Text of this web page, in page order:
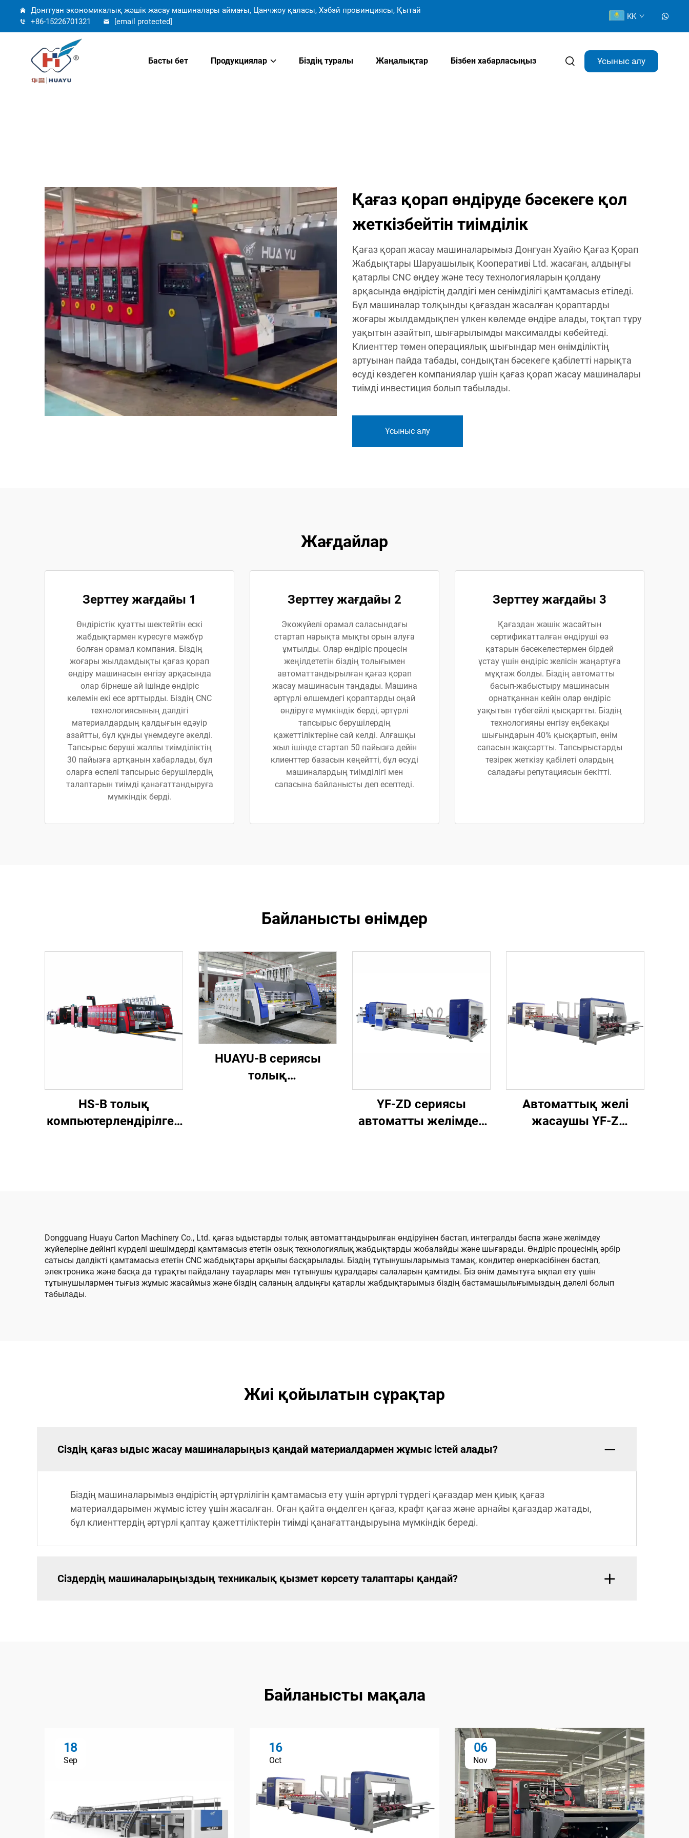
Донггуан экономикалық жәшік жасау машиналары аймағы, Цанчжоу қаласы, Хэбэй провинциясы, Қытай
+86-15226701321
[email protected]
KK
Басты бет Продукциялар Біздің туралы Жаңалықтар Бізбен хабарласыңыз Ұсыныс алу
Қағаз қорап өндіруде бәсекеге қол
жеткізбейтін тиімділік
Қағаз қорап жасау машиналарымыз Донгуан Хуайю Қағаз Қорап
Жабдықтары Шаруашылық Кооперативі Ltd. жасаған, алдыңғы
қатарлы CNC өңдеу және тесу технологияларын қолдану
арқасында өндірістің дәлдігі мен сенімділігі қамтамасыз етіледі.
Бұл машиналар толқынды қағаздан жасалған қораптарды
жоғары жылдамдықпен үлкен көлемде өндіре алады, тоқтап тұру
уақытын азайтып, шығарылымды максималды көбейтеді.
Клиенттер төмен операциялық шығындар мен өнімділіктің
артуынан пайда табады, сондықтан бәсекеге қабілетті нарықта
өсуді көздеген компаниялар үшін қағаз қорап жасау машиналары
тиімді инвестиция болып табылады.
Ұсыныс алу
Жағдайлар
Зерттеу жағдайы 1
Өндірістік қуатты шектейтін ескі
жабдықтармен күресуге мәжбүр
болған орамал компания. Біздің
жоғары жылдамдықты қағаз қорап
өндіру машинасын енгізу арқасында
олар бірнеше ай ішінде өндіріс
көлемін екі есе арттырды. Біздің CNC
технологиясының дәлдігі
материалдардың қалдығын едәуір
азайтты, бұл құнды үнемдеуге әкелді.
Тапсырыс беруші жалпы тиімділіктің
30 пайызға артқанын хабарлады, бұл
оларға өспелі тапсырыс берушілердің
талаптарын тиімді қанағаттандыруға
мүмкіндік берді.
Зерттеу жағдайы 2
Экожүйелі орамал саласындағы
стартап нарықта мықты орын алуға
ұмтылды. Олар өндіріс процесін
жеңілдететін біздің толығымен
автоматтандырылған қағаз қорап
жасау машинасын таңдады. Машина
әртүрлі өлшемдегі қораптарды оңай
өндіруге мүмкіндік берді, әртүрлі
тапсырыс берушілердің
қажеттіліктеріне сай келді. Алғашқы
жыл ішінде стартап 50 пайызға дейін
клиенттер базасын кеңейтті, бұл өсуді
машиналардың тиімділігі мен
сапасына байланысты деп есептеді.
Зерттеу жағдайы 3
Қағаздан жәшік жасайтын
сертификатталған өндіруші өз
қатарын бәсекелестермен бірдей
ұстау үшін өндіріс желісін жаңартуға
мұқтаж болды. Біздің автоматты
басып-жабыстыру машинасын
орнатқаннан кейін олар өндіріс
уақытын түбегейлі қысқартты. Біздің
технологияны енгізу еңбекақы
шығындарын 40% қысқартып, өнім
сапасын жақсартты. Тапсырыстарды
тезірек жеткізу қабілеті олардың
саладағы репутациясын бекітті.
Байланысты өнімдер
HS-B толық
компьютерлендірілген
HUAYU-B сериясы
толық
YF-ZD сериясы
автоматты желімдеу
Автоматтық желі
жасаушы YF-Z
Dongguang Huayu Carton Machinery Co., Ltd. қағаз ыдыстарды толық автоматтандырылған өндіруінен бастап, интегралды баспа және желімдеу
жүйелеріне дейінгі күрделі шешімдерді қамтамасыз ететін озық технологиялық жабдықтарды жобалайды және шығарады. Өндіріс процесінің әрбір
сатысы дәлдікті қамтамасыз ететін CNC жабдықтары арқылы басқарылады. Біздің тұтынушыларымыз тамақ, кондитер өнеркәсібінен бастап,
электроника және басқа да тұрақты пайдалану тауарлары мен тұтынушы құралдары салаларын қамтиды. Біз өнім дамытуға ықпал ету үшін
тұтынушылармен тығыз жұмыс жасаймыз және біздің саланың алдыңғы қатарлы жабдықтарымыз біздің бастамашылығымыздың дәлелі болып
табылады.
Жиі қойылатын сұрақтар
Сіздің қағаз ыдыс жасау машиналарыңыз қандай материалдармен жұмыс істей алады?
Біздің машиналарымыз өндірістің әртүрлілігін қамтамасыз ету үшін әртүрлі түрдегі қағаздар мен қиық қағаз
материалдарымен жұмыс істеу үшін жасалған. Оған қайта өңделген қағаз, крафт қағаз және арнайы қағаздар жатады,
бұл клиенттердің әртүрлі қаптау қажеттіліктерін тиімді қанағаттандыруына мүмкіндік береді.
Сіздердің машиналарыңыздың техникалық қызмет көрсету талаптары қандай?
Байланысты мақала
18
Sep
16
Oct
06
Nov